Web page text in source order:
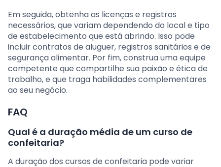
Em seguida, obtenha as licenças e registros
necessários, que variam dependendo do local e tipo
de estabelecimento que está abrindo. Isso pode
incluir contratos de aluguer, registros sanitários e de
segurança alimentar. Por fim, construa uma equipe
competente que compartilhe sua paixão e ética de
trabalho, e que traga habilidades complementares
ao seu negócio.
FAQ
Qual é a duração média de um curso de
confeitaria?
A duração dos cursos de confeitaria pode variar